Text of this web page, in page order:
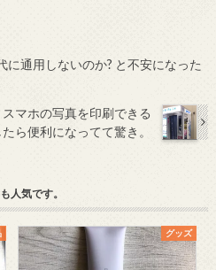
に通用しないのか? と不安になった
マホの写真を印刷できる
ら便利になってて驚き。
人気です。
グッズ